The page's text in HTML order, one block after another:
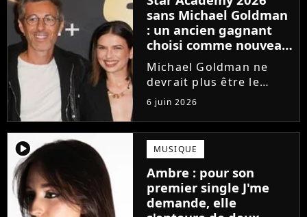
des carrières...
sans Michael Goldman
: un ancien gagnant
choisi comme nouveau
directeur ?
Michael Goldman ne
devrait plus être le
directeur de la Star
Academy lors de la
saison 2026. Et pour lui
succéder, c'est un
ancien gagnant de
l'émission de TF1 qui
sera aujourd'hui...
6 juin 2026
player2 MUSIQUE
Ambre : pour son
premier single J'me
demande, elle